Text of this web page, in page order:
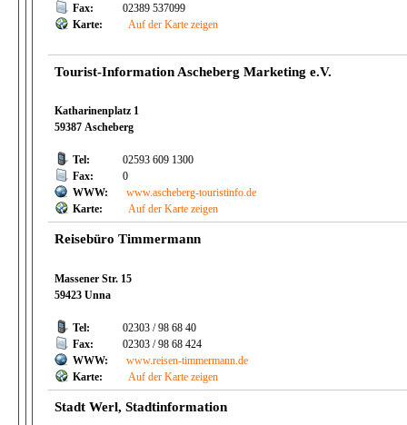
Fax:
02389 537099
Karte:
Auf der Karte zeigen
Tourist-Information Ascheberg Marketing e.V.
Katharinenplatz 1
59387 Ascheberg
Tel:
02593 609 1300
Fax:
0
WWW:
www.ascheberg-touristinfo.de
Karte:
Auf der Karte zeigen
Reisebüro Timmermann
Massener Str. 15
59423 Unna
Tel:
02303 / 98 68 40
Fax:
02303 / 98 68 424
WWW:
www.reisen-timmermann.de
Karte:
Auf der Karte zeigen
Stadt Werl, Stadtinformation